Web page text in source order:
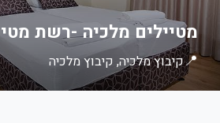
מטיילים מלכיה -רשת
📍קיבוץ מלכיה, קיבוץ מלכיה